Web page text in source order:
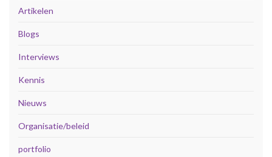
Artikelen
Blogs
Interviews
Kennis
Nieuws
Organisatie/beleid
portfolio